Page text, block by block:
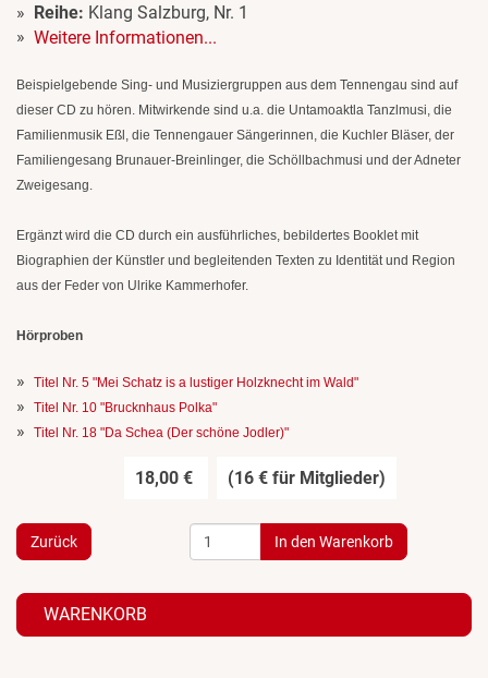
Reihe: Klang Salzburg, Nr. 1
Weitere Informationen...
Beispielgebende Sing- und Musiziergruppen aus dem Tennengau sind auf
dieser CD zu hören. Mitwirkende sind u.a. die Untamoaktla Tanzlmusi, die
Familienmusik Eßl, die Tennengauer Sängerinnen, die Kuchler Bläser, der
Familiengesang Brunauer-Breinlinger, die Schöllbachmusi und der Adneter
Zweigesang.
Ergänzt wird die CD durch ein ausführliches, bebildertes Booklet mit
Biographien der Künstler und begleitenden Texten zu Identität und Region
aus der Feder von Ulrike Kammerhofer.
Hörproben
Titel Nr. 5 "Mei Schatz is a lustiger Holzknecht im Wald"
Titel Nr. 10 "Brucknhaus Polka"
Titel Nr. 18 "Da Schea (Der schöne Jodler)"
18,00 € (16 € für Mitglieder)
Zurück
WARENKORB